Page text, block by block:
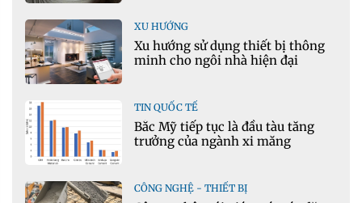
XU HƯỚNG
Xu hướng sử dụng thiết bị thông
minh cho ngôi nhà hiện đại
TIN QUỐC TẾ
Bắc Mỹ tiếp tục là đầu tàu tăng
trưởng của ngành xi măng
CÔNG NGHỆ - THIẾT BỊ